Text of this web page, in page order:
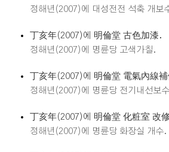
정해년(2007)에 대성전전 석축 개보
丁亥年(2007)에 明倫堂 古色加漆.
정해년(2007)에 명륜당 고색가칠.
丁亥年(2007)에 明倫堂 電氣內線
정해년(2007)에 명륜당 전기내선보
丁亥年(2007)에 明倫堂 化粧室 改
정해년(2007)에 명륜당 화장실 개수.